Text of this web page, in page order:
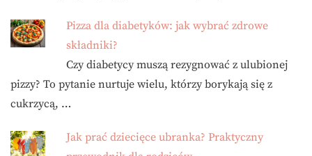
Pizza dla diabetyków: jak wybrać zdrowe
składniki?
Czy diabetycy muszą rezygnować z ulubionej
pizzy? To pytanie nurtuje wielu, którzy borykają się z
cukrzycą, …
Jak prać dziecięce ubranka? Praktyczny